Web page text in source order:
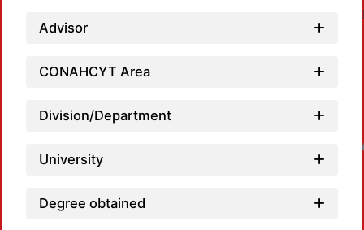
Advisor
CONAHCYT Area
Division/Department
University
Degree obtained